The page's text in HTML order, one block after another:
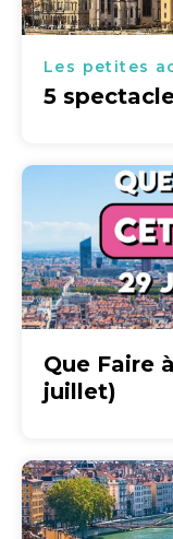
Les petites
5
Que Faire
juillet)